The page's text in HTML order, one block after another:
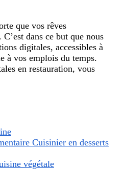
que vos rêves
dans ce but que nous
digitales, accessibles à
à vos emplois du temps.
en restauration, vous
Cuisinier en desserts
végétale